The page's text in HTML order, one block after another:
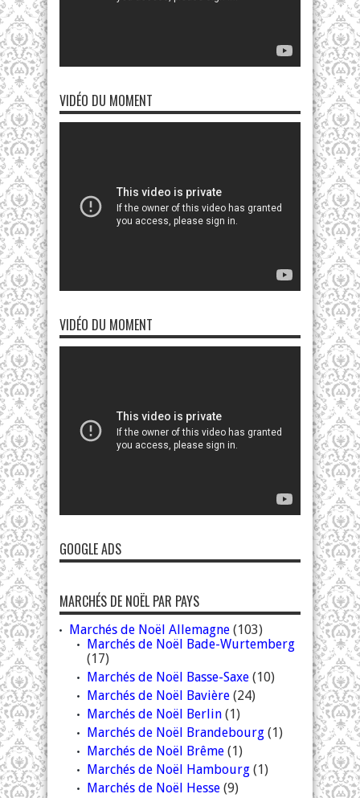
VIDÉO DU MOMENT
VIDÉO DU MOMENT
GOOGLE ADS
MARCHÉS DE NOËL PAR PAYS
Marchés de Noël Allemagne (103)
Marchés de Noël Bade-Wurtemberg
(17)
Marchés de Noël Basse-Saxe (10)
Marchés de Noël Bavière (24)
Marchés de Noël Berlin (1)
Marchés de Noël Brandebourg (1)
Marchés de Noël Brême (1)
Marchés de Noël Hambourg (1)
Marchés de Noël Hesse (9)